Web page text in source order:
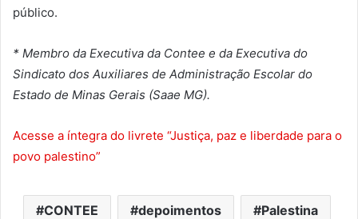
público.
* Membro da Executiva da Contee e da Executiva do
Sindicato dos Auxiliares de Administração Escolar do
Estado de Minas Gerais (Saae MG).
Acesse a íntegra do livrete “Justiça, paz e liberdade para o
povo palestino”
CONTEE depoimentos Palestina